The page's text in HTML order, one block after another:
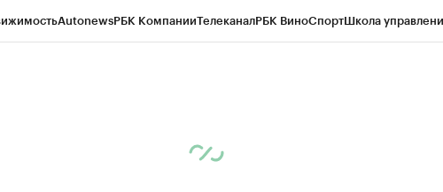
AutonewsРБК КомпанииТелеканалРБК ВиноСпортШкола